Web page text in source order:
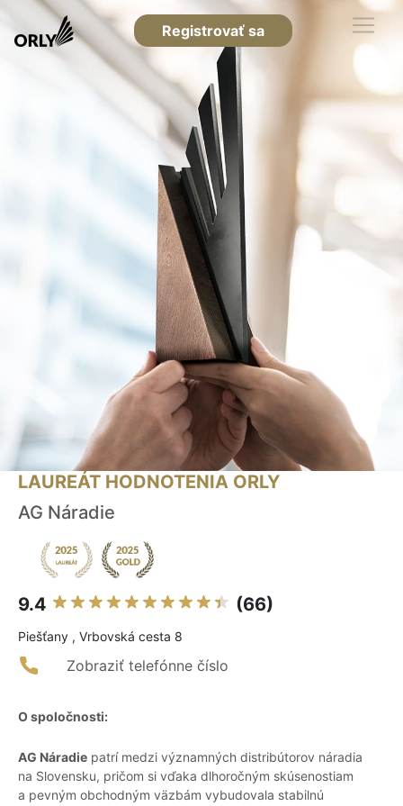
Registrovať sa
LAUREÁT HODNOTENIA ORLY
AG Náradie
9.4 (66)
Piešťany , Vrbovská cesta 8
Zobraziť telefónne číslo
O spoločnosti:
AG Náradie patrí medzi významných distribútorov náradia
na Slovensku, pričom si vďaka dlhoročným skúsenostiam
a pevným obchodným väzbám vybudovala stabilnú